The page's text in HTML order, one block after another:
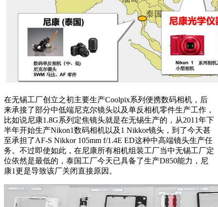
在无锡工厂创立之初主要生产Coolpix系列便携数码相机，后
来承接了部分中低端尼克尔镜头以及单反相机零件生产工作，
比如说尼康1.8G系列定焦镜头就是在无锡生产的，从2011年下
半年开始生产Nikon1数码相机以及1 Nikkor镜头，到了今天甚
至承担了AF-S Nikkor 105mm f/1.4E ED这种中高端镜头生产任
务。不过即使如此，在尼康所有相机组装工厂当中无锡工厂定
位依然是最低的，泰国工厂今天已具备了生产D850能力，尼
康1更是导致该厂关闭直接原因。